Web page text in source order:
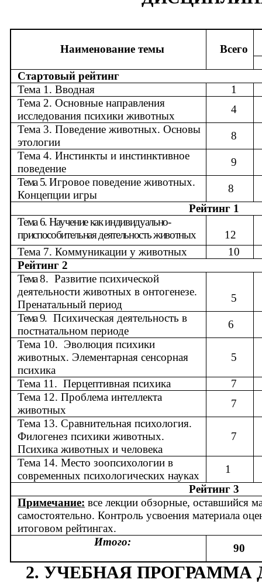
Наименование темы Всего
Стартовый рейтинг
Тема 1. Вводная
1
Тема 2. Основные направления
исследования психики животных
4
Тема 3. Поведение животных. Основы
этологии
8
Тема 4. Инстинкты и инстинктивное
поведение
9
Тема 5.Игровое поведение животных.
Концепции игры
8
Рейтинг 1
Тема 6. Научение как индивидуально-
приспособительная деятельность животных
12
Тема 7. Коммуникации у животных
10
Рейтинг 2
Тема8. Развитие психической
деятельности животных в онтогенезе.
Пренатальный период
5
Тема 9. Психическая деятельность в
постнатальном периоде
6
Тема 10. Эволюция психики
животных. Элементарная сенсорная
психика
5
Тема 11. Перцептивная психика
7
Тема 12. Проблема интеллекта
животных
7
Тема 13. Сравнительная психология.
Филогенез психики животных.
Психика животных и человека
7
Тема 14. Место зоопсихологии в
современных психологических науках
1
Рейтинг 3
Примечание: все лекции обзорные, оставшийся
самостоятельно. Контроль усвоения материала
итоговом рейтингах.
Итого:
90
2. УЧЕБНАЯ